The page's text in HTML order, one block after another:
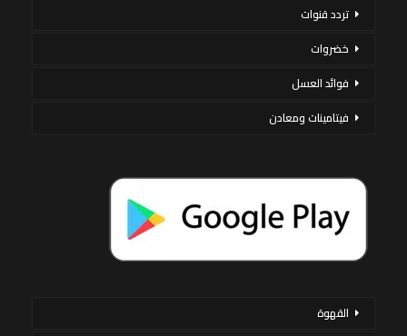
تردد قنوات
خضروات
فوائد العسل
فيتامينات ومعادن
القهوة